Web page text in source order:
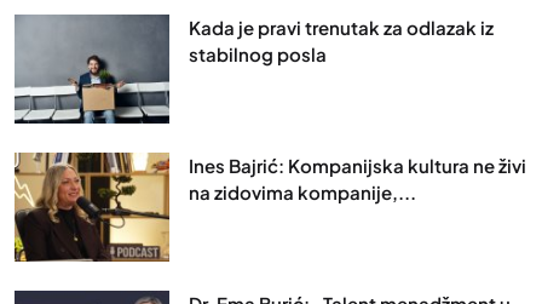
Kada je pravi trenutak za odlazak iz
stabilnog posla
Ines Bajrić: Kompanijska kultura ne živi
na zidovima kompanije,...